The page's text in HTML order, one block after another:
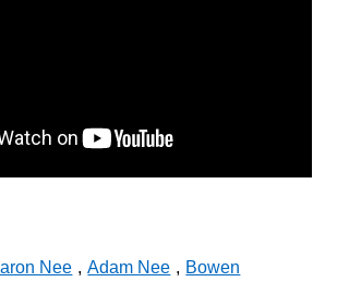
Nee , Adam Nee , Bowen